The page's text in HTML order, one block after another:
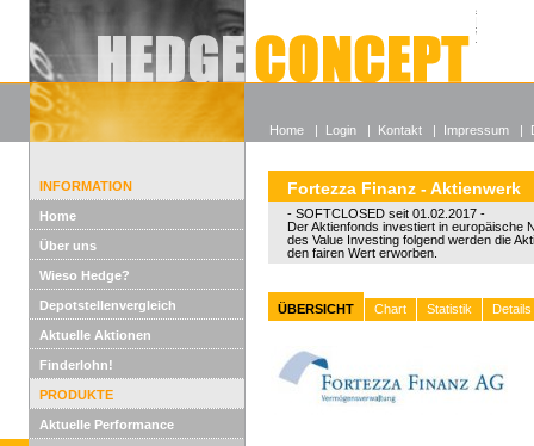
Alle
Wieso
INFORMATION
Home
Über uns
Wieso Hedge?
Depotstellenvergleich
Aktuelle Aktionen
Finderlohn!
PRODUKTE
Aktuelle Performance
Fortezza Finanz - Aktienwerk
- SOFTCLOSED seit 01.02.2017 -
Der Aktienfonds investiert in europäische
des Value Investing folgend werden die
den fairen Wert erworben.
ÜBERSICHT Chart Statistik Details
Home | Login | Kontakt | Impressum |